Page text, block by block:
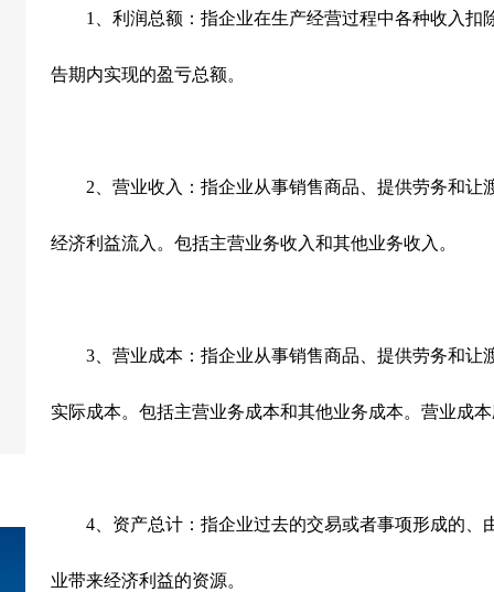
1 、利润总额：指企业在生产经营过程中各种收入
告期内实现的盈亏总额。
2 、营业收入：指企业从事销售商品、提供劳务和
经济利益流入。包括主营业务收入和其他业务收入。
3 、营业成本：指企业从事销售商品、提供劳务和
实际成本。包括主营业务成本和其他业务成本。营业成
4 、资产总计：指企业过去的交易或者事项形成的
业带来经济利益的资源。